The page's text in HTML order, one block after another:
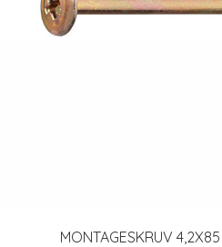
MONTAGESKRUV